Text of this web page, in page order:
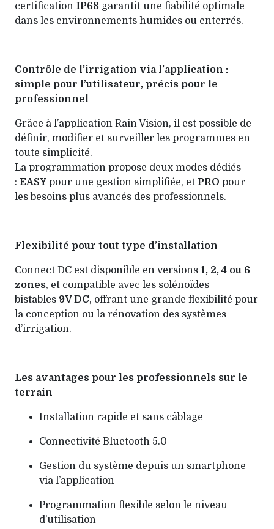
certification IP68 garantit une fiabilité optimale
dans les environnements humides ou enterrés.
Contrôle de l’irrigation via l’application :
simple pour l’utilisateur, précis pour le
professionnel
Grâce à l’application Rain Vision, il est possible de
définir, modifier et surveiller les programmes en
toute simplicité.
La programmation propose deux modes dédiés
: EASY pour une gestion simplifiée, et PRO pour
les besoins plus avancés des professionnels.
Flexibilité pour tout type d’installation
Connect DC est disponible en versions 1, 2, 4 ou 6
zones, et compatible avec les solénoïdes
bistables 9V DC, offrant une grande flexibilité pour
la conception ou la rénovation des systèmes
d’irrigation.
Les avantages pour les professionnels sur le
terrain
Installation rapide et sans câblage
Connectivité Bluetooth 5.0
Gestion du système depuis un smartphone
via l’application
Programmation flexible selon le niveau
d’utilisation